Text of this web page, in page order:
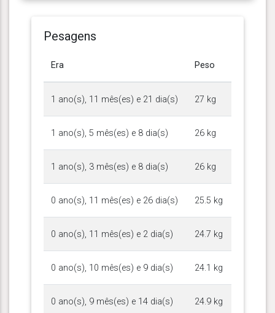
Pesagens
Era Peso
1 ano(s), 11 mês(es) e 21 dia(s) 27 kg
1 ano(s), 5 mês(es) e 8 dia(s) 26 kg
1 ano(s), 3 mês(es) e 8 dia(s) 26 kg
0 ano(s), 11 mês(es) e 26 dia(s) 25.5 kg
0 ano(s), 11 mês(es) e 2 dia(s) 24.7 kg
0 ano(s), 10 mês(es) e 9 dia(s) 24.1 kg
0 ano(s), 9 mês(es) e 14 dia(s) 24.9 kg